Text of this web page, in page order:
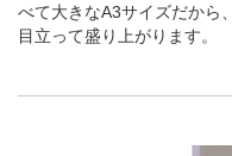
べて大きなA3サイズだから
目立って盛り上がります。